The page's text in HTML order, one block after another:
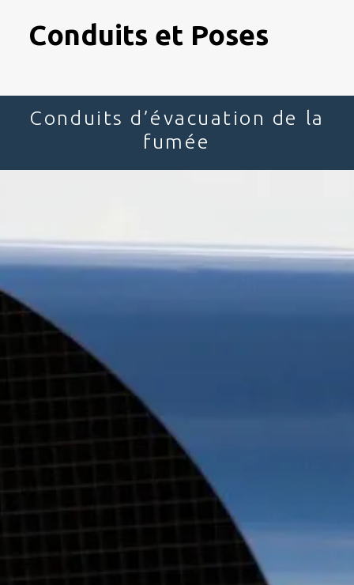
Conduits et Poses
Conduits d’évacuation de la
fumée